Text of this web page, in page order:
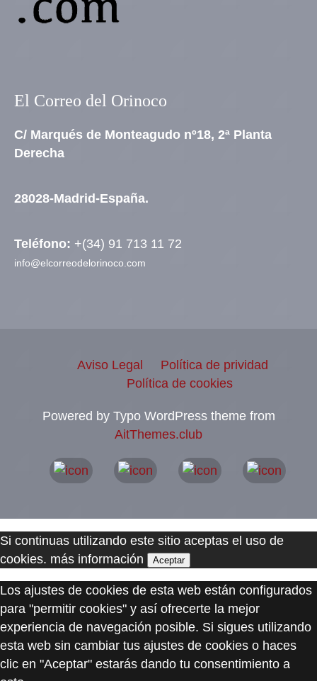
El Correo del Orinoco
C/ Marqués de Monteagudo nº18, 2ª Planta
Derecha
28028-Madrid-España.
Teléfono: +(34) 91 713 11 72
info@elcorreodelorinoco.com
Aviso Legal
Política de prividad
Política de cookies
Powered by Typo WordPress theme from
AitThemes.club
Si continuas utilizando este sitio aceptas el uso de
cookies. más información Aceptar
Los ajustes de cookies de esta web están configurados
para "permitir cookies" y así ofrecerte la mejor
experiencia de navegación posible. Si sigues utilizando
esta web sin cambiar tus ajustes de cookies o haces
clic en "Aceptar" estarás dando tu consentimiento a